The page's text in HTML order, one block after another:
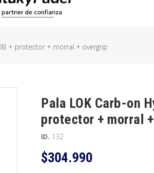
+ protector + morral + overgrip
Pala LOK Carb-on
protector + morral
ID. 132
$304.990